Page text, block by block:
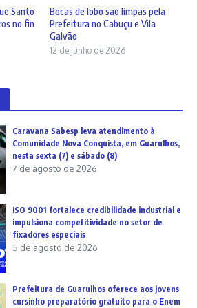
Santo
no fin
Bocas de lobo são limpas pela
Prefeitura no Cabuçu e Vila
Galvão
12 de junho de 2026
Caravana Sabesp leva atendimento à
Comunidade Nova Conquista, em Guarulhos,
nesta sexta (7) e sábado (8)
7 de agosto de 2026
ISO 9001 fortalece credibilidade industrial e
impulsiona competitividade no setor de
fixadores especiais
5 de agosto de 2026
Prefeitura de Guarulhos oferece aos jovens
cursinho preparatório gratuito para o Enem